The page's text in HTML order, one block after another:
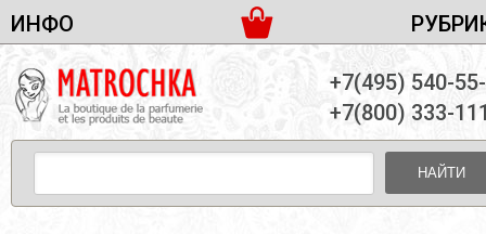
ИНФО
ДОСТАВКА И ОПЛАТА
ПАРТНЕРСТВО
КОНТАКТЫ
ЖЕНСКАЯ ПАРФЮМЕРИЯ
МУЖСКАЯ ПАРФЮМЕРИЯ
УНИСЕКС ПАРФЮМЕРИЯ
ЖЕНСКИЕ НАБОРЫ
+7(495) 540-
+7(800) 333-
НАЙТИ